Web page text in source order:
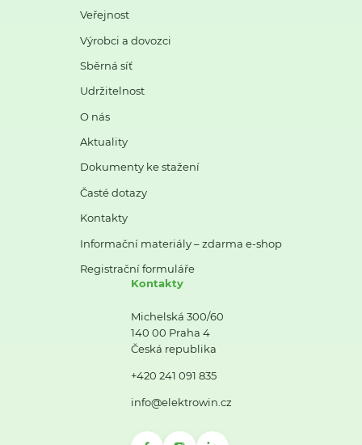
Veřejnost
Výrobci a dovozci
Sběrná síť
Udržitelnost
O nás
Aktuality
Dokumenty ke stažení
Časté dotazy
Kontakty
Informační materiály – zdarma e-shop
Registrační formuláře
Kontakty
Michelská 300/60
140 00 Praha 4
Česká republika
+420 241 091 835
info@elektrowin.cz